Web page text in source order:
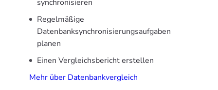
synchronisieren
Regelmäßige
Datenbanksynchronisierungsaufgaben
planen
Einen Vergleichsbericht erstellen
Mehr über Datenbankvergleich